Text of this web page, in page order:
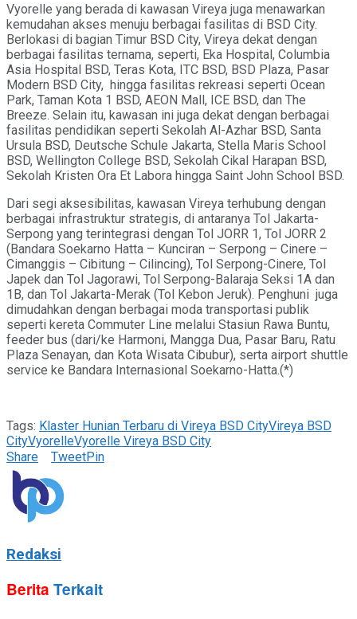
Vyorelle yang berada di kawasan Vireya juga menawarkan
kemudahan akses menuju berbagai fasilitas di BSD City.
Berlokasi di bagian Timur BSD City, Vireya dekat dengan
berbagai fasilitas ternama, seperti, Eka Hospital, Columbia
Asia Hospital BSD, Teras Kota, ITC BSD, BSD Plaza, Pasar
Modern BSD City, hingga fasilitas rekreasi seperti Ocean
Park, Taman Kota 1 BSD, AEON Mall, ICE BSD, dan The
Breeze. Selain itu, kawasan ini juga dekat dengan berbagai
fasilitas pendidikan seperti Sekolah Al-Azhar BSD, Santa
Ursula BSD, Deutsche Schule Jakarta, Stella Maris School
BSD, Wellington College BSD, Sekolah Cikal Harapan BSD,
Sekolah Kristen Ora Et Labora hingga Saint John School BSD.
Dari segi aksesibilitas, kawasan Vireya terhubung dengan
berbagai infrastruktur strategis, di antaranya Tol Jakarta-
Serpong yang terintegrasi dengan Tol JORR 1, Tol JORR 2
(Bandara Soekarno Hatta – Kunciran – Serpong – Cinere –
Cimanggis – Cibitung – Cilincing), Tol Serpong-Cinere, Tol
Japek dan Tol Jagorawi, Tol Serpong-Balaraja Seksi 1A dan
1B, dan Tol Jakarta-Merak (Tol Kebon Jeruk). Penghuni juga
dimudahkan dengan berbagai moda transportasi publik
seperti kereta Commuter Line melalui Stasiun Rawa Buntu,
feeder bus (dari/ke Harmoni, Mangga Dua, Pasar Baru, Ratu
Plaza Senayan, dan Kota Wisata Cibubur), serta airport shuttle
service ke Bandara Internasional Soekarno-Hatta.(*)
Tags: Klaster Hunian Terbaru di Vireya BSD CityVireya BSD
CityVyorelleVyorelle Vireya BSD City
Share
TweetPin
Redaksi
Berita Terkait